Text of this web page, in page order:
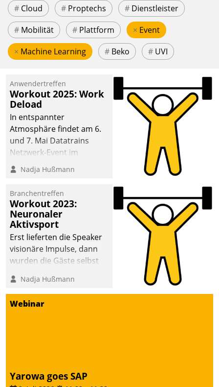
# Cloud # Proptechs # Dienstleister
# Mobilität # Plattform × Event
× Machine Learning # Beko # UVI
Anwendertreffen
Workout 2025: Work
Deload
In entspannter
Atmosphäre findet am 6.
und 7. Mai Datatrains
Netzwerk-Event im
Kunden- und Partnerkreis
statt. Zentrale Frage: Wie
Mammutprojekte
meistern und Workloads
wuppen – bei zunehmend
anspruchsvollen
Aufgaben und
abnehmendem
Nadja Hußmann
Branchentreffen
Workout 2023:
Neuronaler
Aktivsport
Erst lieferten die Speaker
visionäre Impulse, dann
wurden die Gäste selbst
methodisch
Vernetzungsideen fürs
Quartier. Dazwischen
Nadja Hußmann
Webinar
Yarowa goes SAP